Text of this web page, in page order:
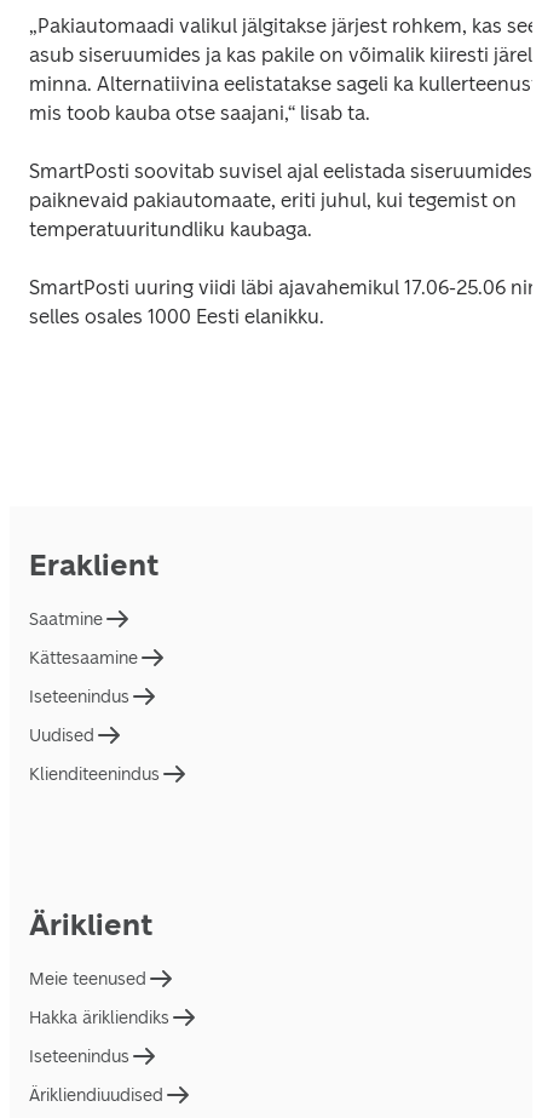
„Pakiautomaadi valikul jälgitakse järjest rohkem, kas see
asub siseruumides ja kas pakile on võimalik kiiresti järele
minna. Alternatiivina eelistatakse sageli ka kullerteenust,
mis toob kauba otse saajani,“ lisab ta.
SmartPosti soovitab suvisel ajal eelistada siseruumides
paiknevaid pakiautomaate, eriti juhul, kui tegemist on
temperatuuritundliku kaubaga.
SmartPosti uuring viidi läbi ajavahemikul 17.06-25.06
selles osales 1000 Eesti elanikku.
Eraklient
Saatmine
Kättesaamine
Iseteenindus
Uudised
Klienditeenindus
Äriklient
Meie teenused
Hakka ärikliendiks
Iseteenindus
Ärikliendiuudised